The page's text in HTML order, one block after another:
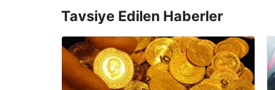
Tavsiye Edilen Haberler